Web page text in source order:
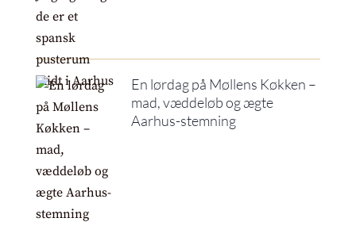
En lørdag på Møllens Køkken –
mad, væddeløb og ægte
Aarhus-stemning